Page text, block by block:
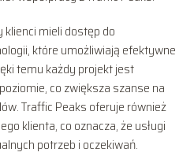
klienci mieli dostęp do
które umożliwiają efektywne
temu każdy projekt jest
co zwiększa szanse na
Traffic Peaks oferuje również
klienta, co oznacza, że usługi
potrzeb i oczekiwań.